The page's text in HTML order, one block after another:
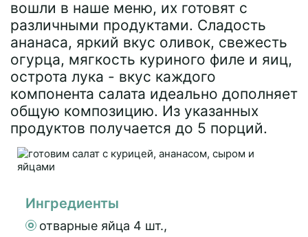
вошли в наше меню, их готовят с
различными продуктами. Сладость
ананаса, яркий вкус оливок, свежесть
огурца, мягкость куриного филе и яиц,
острота лука - вкус каждого
компонента салата идеально дополняет
общую композицию. Из указанных
продуктов получается до 5 порций.
Ингредиенты
отварные яйца 4 шт.,